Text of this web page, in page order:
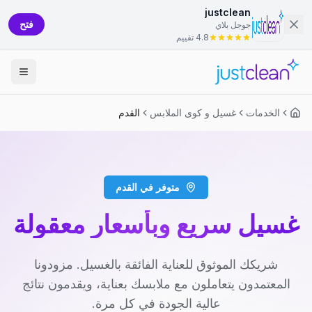
justclean
جوجل بلاي
4.8 تقييم
فتح
الخدمات غسيل و كوى الملابس القدم
متوفر في القدم
غسيل سريع وبأسعار معقولة
شريكك الموثوق للعناية الفائقة بالغسيل. مزودونا
المعتمدون يتعاملون مع ملابسك بعناية، ويقدمون نتائج
عالية الجودة في كل مرة.